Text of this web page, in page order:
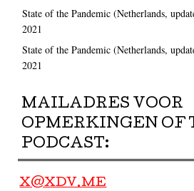
State of the Pandemic (Netherlands,
2021
State of the Pandemic (Netherlands,
2021
MAILADRES VOOR
OPMERKINGEN OF
PODCAST:
X@XDV.ME